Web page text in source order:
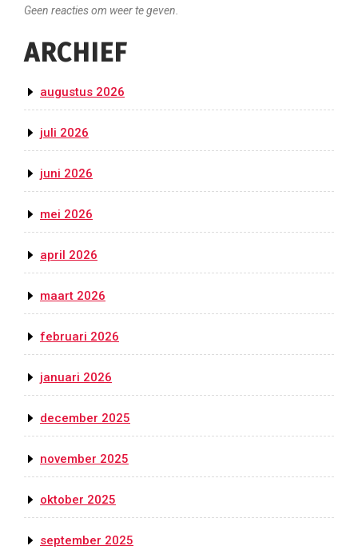
Geen reacties om weer te geven.
ARCHIEF
augustus 2026
juli 2026
juni 2026
mei 2026
april 2026
maart 2026
februari 2026
januari 2026
december 2025
november 2025
oktober 2025
september 2025